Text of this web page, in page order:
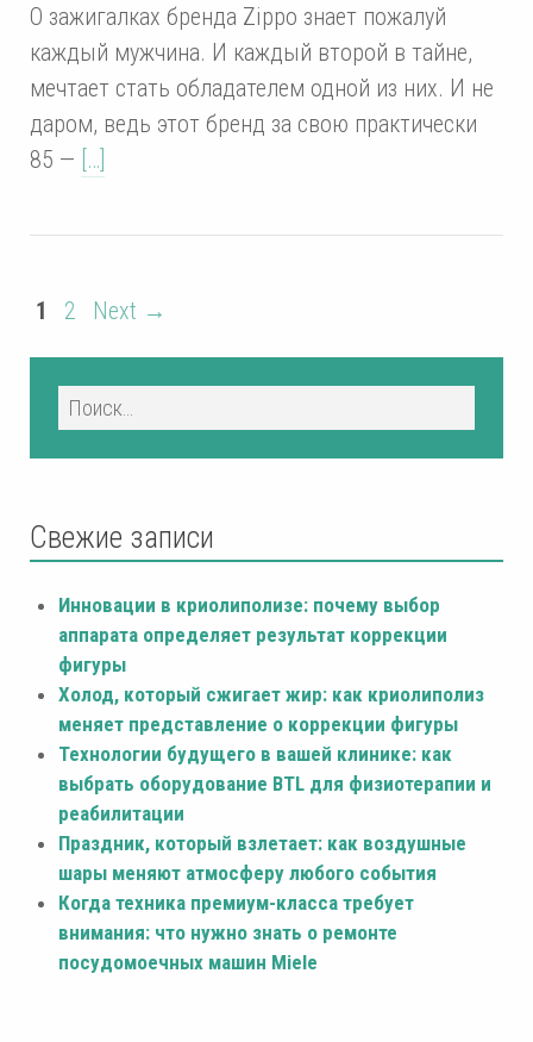
О зажигалках бренда Zippo знает пожалуй
каждый мужчина. И каждый второй в тайне,
мечтает стать обладателем одной из них. И не
даром, ведь этот бренд за свою практически
85 — […]
1 2 Next →
Свежие записи
Инновации в криолиполизе: почему выбор
аппарата определяет результат коррекции
фигуры
Холод, который сжигает жир: как криолиполиз
меняет представление о коррекции фигуры
Технологии будущего в вашей клинике: как
выбрать оборудование BTL для физиотерапии и
реабилитации
Праздник, который взлетает: как воздушные
шары меняют атмосферу любого события
Когда техника премиум-класса требует
внимания: что нужно знать о ремонте
посудомоечных машин Miele